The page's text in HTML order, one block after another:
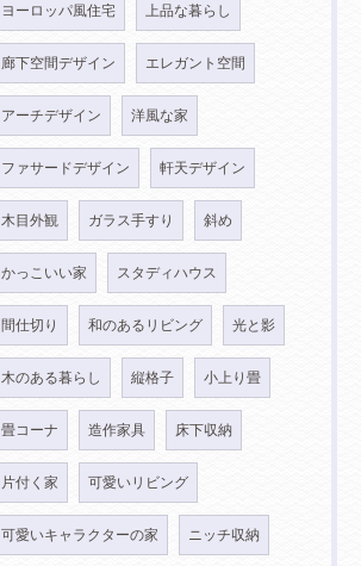
ヨーロッパ風住宅 上品な暮らし
廊下空間デザイン エレガント空間
アーチデザイン 洋風な家
ファサードデザイン 軒天デザイン
木目外観 ガラス手すり 斜め
かっこいい家 スタディハウス
間仕切り 和のあるリビング 光と影
木のある暮らし 縦格子 小上り畳
畳コーナ 造作家具 床下収納
片付く家 可愛いリビング
可愛いキャラクターの家 ニッチ収納